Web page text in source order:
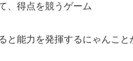
、得点を競うゲーム
と能力を発揮するにゃんこと